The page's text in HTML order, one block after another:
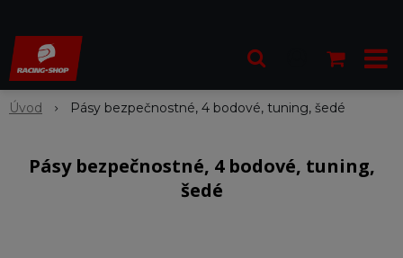
Úvod Pásy bezpečnostné, 4 bodové, tuning, šedé
Pásy bezpečnostné, 4 bodové, tuning,
šedé